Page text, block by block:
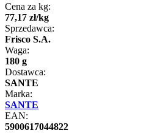
Cena za kg:
77,17 zł/kg
Sprzedawca:
Frisco S.A.
Waga:
180 g
Dostawca:
SANTE
Marka:
SANTE
EAN:
5900617044822